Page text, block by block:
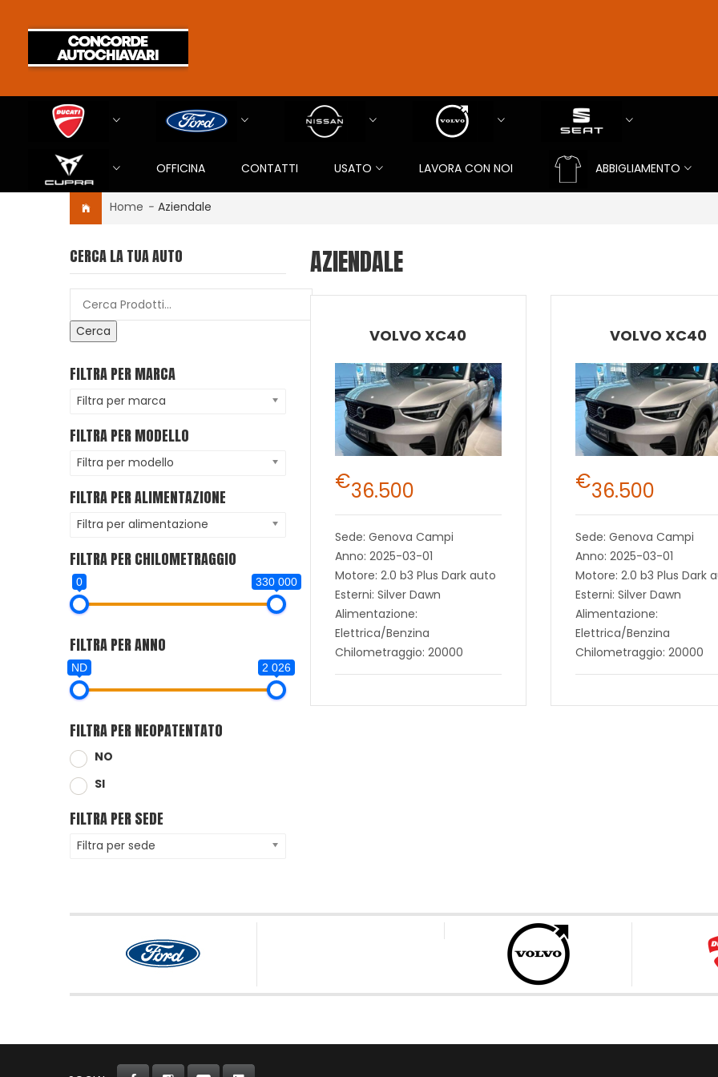
OFFICINA CONTATTI USATO LAVORA CON NOI ABBIGLIAMENTO
Home - Aziendale
CERCA LA TUA AUTO
Cerca
FILTRA PER MARCA
Filtra per marca
FILTRA PER MODELLO
Filtra per modello
FILTRA PER ALIMENTAZIONE
Filtra per alimentazione
FILTRA PER CHILOMETRAGGIO
0 330 000
FILTRA PER ANNO
ND 2 026
FILTRA PER NEOPATENTATO
NO
SI
FILTRA PER SEDE
Filtra per sede
AZIENDALE
VOLVO XC40
€36.500
Sede: Genova Campi
Anno: 2025-03-01
Motore: 2.0 b3 Plus Dark auto
Esterni: Silver Dawn
Alimentazione:
Elettrica/Benzina
Chilometraggio: 20000
VOLVO XC40
€36.500
Sede: Genova Campi
Anno: 2025-03-01
Motore: 2.0 b3 Plus Dark
Esterni: Silver Dawn
Alimentazione:
Elettrica/Benzina
Chilometraggio: 20000